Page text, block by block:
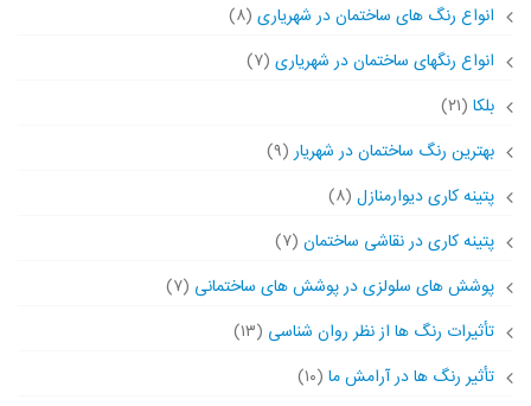
انواع رنگ های ساختمان در شهریاری (۸)
انواع رنگهای ساختمان در شهریاری (۷)
بلکا (۲۱)
بهترین رنگ ساختمان در شهریار (۹)
پتینه کاری دیوارمنازل (۸)
پتینه کاری در نقاشی ساختمان (۷)
پوشش های سلولزی در پوشش های ساختمانی (۷)
تأثیرات رنگ ها از نظر روان شناسی (۱۳)
تأثیر رنگ ها در آرامش ما (۱۰)